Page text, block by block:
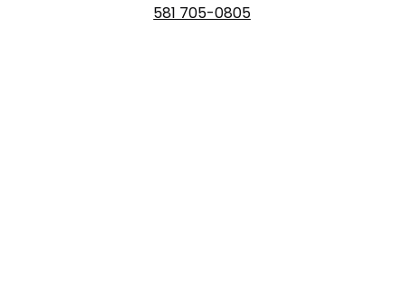
581 705-0805